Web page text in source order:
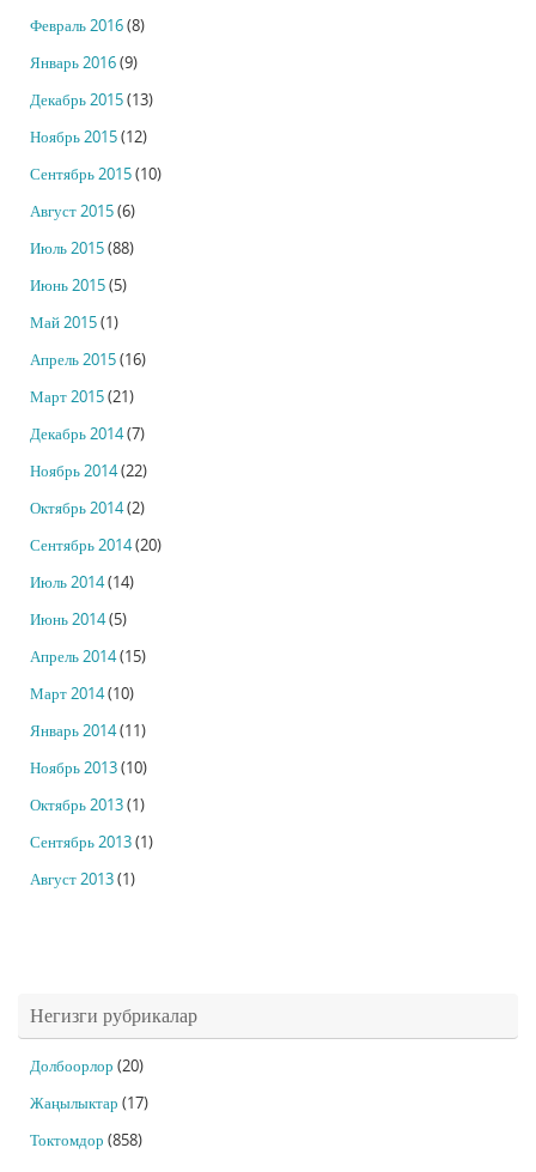
Февраль 2016(8)
Январь 2016(9)
Декабрь 2015(13)
Ноябрь 2015(12)
Сентябрь 2015(10)
Август 2015(6)
Июль 2015(88)
Июнь 2015(5)
Май 2015(1)
Апрель 2015(16)
Март 2015(21)
Декабрь 2014(7)
Ноябрь 2014(22)
Октябрь 2014(2)
Сентябрь 2014(20)
Июль 2014(14)
Июнь 2014(5)
Апрель 2014(15)
Март 2014(10)
Январь 2014(11)
Ноябрь 2013(10)
Октябрь 2013(1)
Сентябрь 2013(1)
Август 2013(1)
Негизги рубрикалар
Долбоорлор (20)
Жаңылыктар (17)
Токтомдор (858)